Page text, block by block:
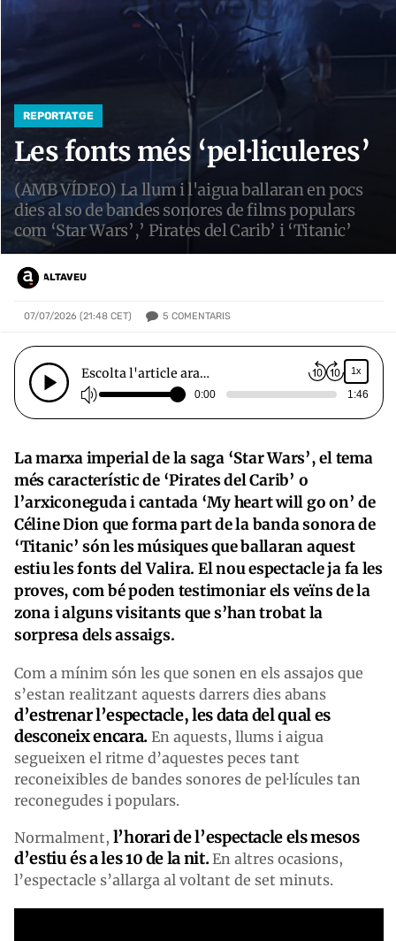
REPORTATGE
Les fonts més ‘pel·liculeres’
(AMB VÍDEO) La llum i l'aigua ballaran en pocs
dies al so de bandes sonores de films populars
com ‘Star Wars’,’ Pirates del Carib’ i ‘Titanic’
ALTAVEU
07/07/2026 (21:48 CET) 5 COMENTARIS
Escolta l'article ara… 1x
0:00 1:46
La marxa imperial de la saga ‘Star Wars’, el tema
més característic de ‘Pirates del Carib’ o
l’arxiconeguda i cantada ‘My heart will go on’ de
Céline Dion que forma part de la banda sonora de
‘Titanic’ són les músiques que ballaran aquest
estiu les fonts del Valira. El nou espectacle ja fa les
proves, com bé poden testimoniar els veïns de la
zona i alguns visitants que s’han trobat la
sorpresa dels assaigs.
Com a mínim són les que sonen en els assajos que
s’estan realitzant aquests darrers dies abans
d’estrenar l’espectacle, les data del qual es
desconeix encara. En aquests, llums i aigua
segueixen el ritme d’aquestes peces tant
reconeixibles de bandes sonores de pel·lícules tan
reconegudes i populars.
Normalment, l’horari de l’espectacle els mesos
d’estiu és a les 10 de la nit.En altres ocasions,
l’espectacle s’allarga al voltant de set minuts.